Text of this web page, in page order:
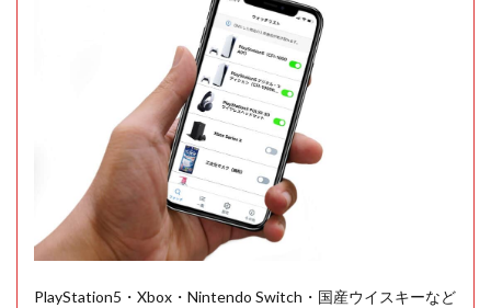
PlayStation5・Xbox・Nintendo Switch・国産ウイスキーなど